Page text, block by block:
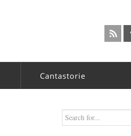
Cantastorie